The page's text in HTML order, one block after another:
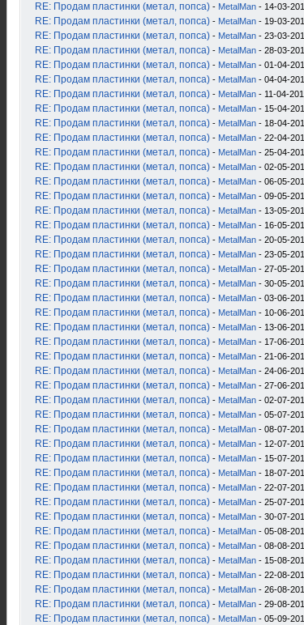
RE: Продам пластинки (метал, попса) - MetalMan - 14-03-
RE: Продам пластинки (метал, попса) - MetalMan - 19-03-
RE: Продам пластинки (метал, попса) - MetalMan - 23-03-
RE: Продам пластинки (метал, попса) - MetalMan - 28-03-
RE: Продам пластинки (метал, попса) - MetalMan - 01-04-
RE: Продам пластинки (метал, попса) - MetalMan - 04-04-
RE: Продам пластинки (метал, попса) - MetalMan - 11-04-
RE: Продам пластинки (метал, попса) - MetalMan - 15-04-
RE: Продам пластинки (метал, попса) - MetalMan - 18-04-
RE: Продам пластинки (метал, попса) - MetalMan - 22-04-
RE: Продам пластинки (метал, попса) - MetalMan - 25-04-
RE: Продам пластинки (метал, попса) - MetalMan - 02-05-
RE: Продам пластинки (метал, попса) - MetalMan - 06-05-
RE: Продам пластинки (метал, попса) - MetalMan - 09-05-
RE: Продам пластинки (метал, попса) - MetalMan - 13-05-
RE: Продам пластинки (метал, попса) - MetalMan - 16-05-
RE: Продам пластинки (метал, попса) - MetalMan - 20-05-
RE: Продам пластинки (метал, попса) - MetalMan - 23-05-
RE: Продам пластинки (метал, попса) - MetalMan - 27-05-
RE: Продам пластинки (метал, попса) - MetalMan - 30-05-
RE: Продам пластинки (метал, попса) - MetalMan - 03-06-
RE: Продам пластинки (метал, попса) - MetalMan - 10-06-
RE: Продам пластинки (метал, попса) - MetalMan - 13-06-
RE: Продам пластинки (метал, попса) - MetalMan - 17-06-
RE: Продам пластинки (метал, попса) - MetalMan - 21-06-
RE: Продам пластинки (метал, попса) - MetalMan - 24-06-
RE: Продам пластинки (метал, попса) - MetalMan - 27-06-
RE: Продам пластинки (метал, попса) - MetalMan - 02-07-
RE: Продам пластинки (метал, попса) - MetalMan - 05-07-
RE: Продам пластинки (метал, попса) - MetalMan - 08-07-
RE: Продам пластинки (метал, попса) - MetalMan - 12-07-
RE: Продам пластинки (метал, попса) - MetalMan - 15-07-
RE: Продам пластинки (метал, попса) - MetalMan - 18-07-
RE: Продам пластинки (метал, попса) - MetalMan - 22-07-
RE: Продам пластинки (метал, попса) - MetalMan - 25-07-
RE: Продам пластинки (метал, попса) - MetalMan - 30-07-
RE: Продам пластинки (метал, попса) - MetalMan - 05-08-
RE: Продам пластинки (метал, попса) - MetalMan - 08-08-
RE: Продам пластинки (метал, попса) - MetalMan - 15-08-
RE: Продам пластинки (метал, попса) - MetalMan - 22-08-
RE: Продам пластинки (метал, попса) - MetalMan - 26-08-
RE: Продам пластинки (метал, попса) - MetalMan - 29-08-
RE: Продам пластинки (метал, попса) - MetalMan - 05-09-